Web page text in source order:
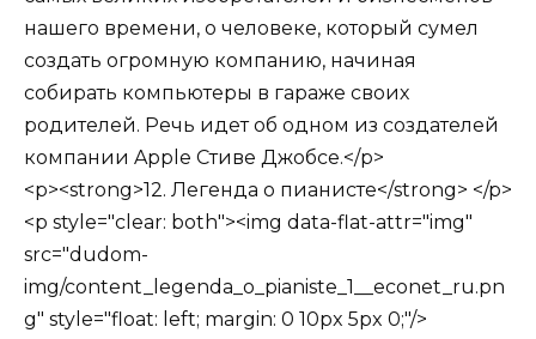
нашего времени, о человеке, который сумел
создать огромную компанию, начиная
собирать компьютеры в гараже своих
родителей. Речь идет об одном из создателей
компании Apple Стиве Джобсе.</p>
<p><strong>12. Легенда о пианисте</strong> </p>
<p style="clear: both"><img data-flat-attr="img"
src="dudom-
img/content_legenda_o_pianiste_1__econet_ru.pn
g" style="float: left; margin: 0 10px 5px 0;"/>